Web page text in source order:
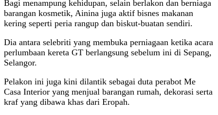
Bagi menampung kehidupan, selain berlakon dan berniaga
barangan kosmetik, Ainina juga aktif bisnes makanan
kering seperti peria rangup dan biskut-buatan sendiri.
Dia antara selebriti yang membuka perniagaan ketika acara
perlumbaan kereta GT berlangsung sebelum ini di Sepang,
Selangor.
Pelakon ini juga kini dilantik sebagai duta perabot Me
Casa Interior yang menjual barangan rumah, dekorasi serta
kraf yang dibawa khas dari Eropah.